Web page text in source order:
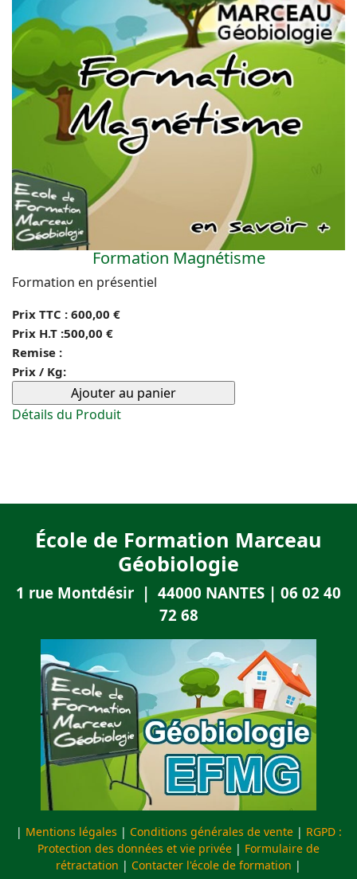
Formation Magnétisme
Formation en présentiel
Prix TTC : 600,00 €
Prix H.T :500,00 €
Remise :
Prix / Kg:
Détails du Produit
École de Formation Marceau
Géobiologie
1 rue Montdésir | 44000 NANTES | 06 02 40
72 68
| Mentions légales | Conditions générales de vente| RGPD :
Protection des données et vie privée | Formulaire de
rétractation | Contacter l'école de formation |